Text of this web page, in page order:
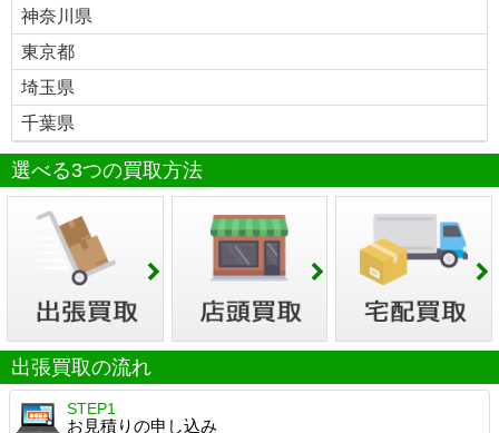
神奈川県
東京都
埼玉県
千葉県
選べる3つの買取方法
出張買取の流れ
STEP1
お見積りの申し込み